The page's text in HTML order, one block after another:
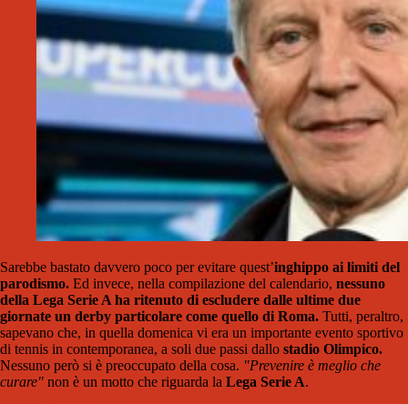
Sarebbe bastato davvero poco per evitare quest’inghippo ai limiti del
parodismo. Ed invece, nella compilazione del calendario, nessuno
della Lega Serie A ha ritenuto di escludere dalle ultime due
giornate un derby particolare come quello di Roma. Tutti, peraltro,
sapevano che, in quella domenica vi era un importante evento sportivo
di tennis in contemporanea, a soli due passi dallo stadio Olimpico.
Nessuno però si è preoccupato della cosa. "Prevenire è meglio che
curare" non è un motto che riguarda la Lega Serie A.